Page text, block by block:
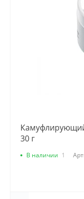
30 г
В наличии 1